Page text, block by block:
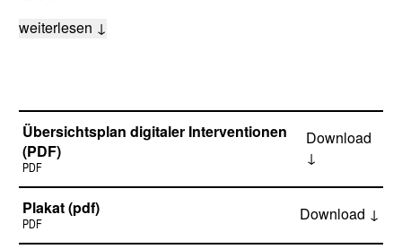
weiterlesen ↓
Übersichtsplan digitaler Interventionen
(PDF)
PDF
Download
↓
Plakat (pdf)
PDF
Download ↓